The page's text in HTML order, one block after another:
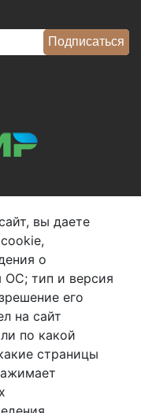
вы даете
о
ОС; тип и версия
его
на сайт
по какой
страницы